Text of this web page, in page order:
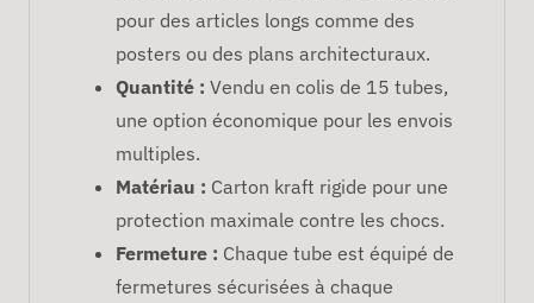
pour des articles longs comme des
posters ou des plans architecturaux.
Quantité : Vendu en colis de 15 tubes,
une option économique pour les envois
multiples.
Matériau : Carton kraft rigide pour une
protection maximale contre les chocs.
Fermeture : Chaque tube est équipé de
fermetures sécurisées à chaque